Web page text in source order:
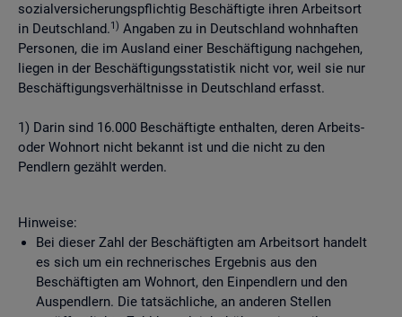
sozialversicherungspflichtig Beschäftigte ihren Arbeitsort
in Deutschland.1) Angaben zu in Deutschland wohnhaften
Personen, die im Ausland einer Beschäftigung nachgehen,
liegen in der Beschäftigungsstatistik nicht vor, weil sie nur
Beschäftigungsverhältnisse in Deutschland erfasst.
1) Darin sind 16.000 Beschäftigte enthalten, deren Arbeits-
oder Wohnort nicht bekannt ist und die nicht zu den
Pendlern gezählt werden.
Hinweise:
Bei dieser Zahl der Beschäftigten am Arbeitsort handelt
es sich um ein rechnerisches Ergebnis aus den
Beschäftigten am Wohnort, den Einpendlern und den
Auspendlern. Die tatsächliche, an anderen Stellen